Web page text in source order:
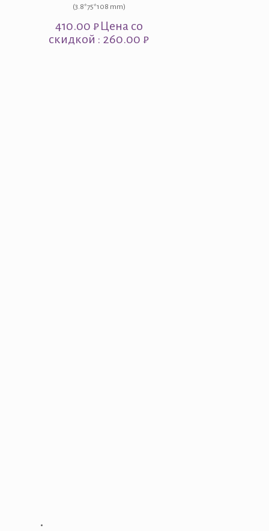
(3.8*75*108 mm)
410.00 ₽Цена со
скидкой : 260.00 ₽